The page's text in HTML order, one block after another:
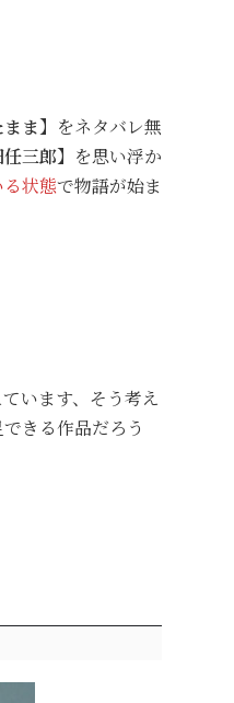
ま】 をネタバレ無
任三郎】 を思い浮か
状態で物語が始ま
います、そう考え
きる作品だろう